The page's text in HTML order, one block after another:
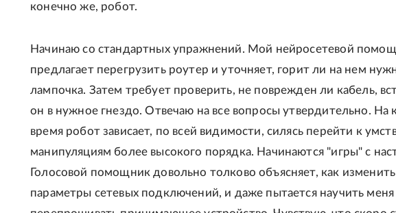
конечно же, робот.
Начинаю со стандартных упражнений. Мой нейросетевой
предлагает перегрузить роутер и уточняет, горит ли на нем
лампочка. Затем требует проверить, не поврежден ли кабель,
он в нужное гнездо. Отвечаю на все вопросы утвердительно. На
время робот зависает, по всей видимости, силясь перейти к
манипуляциям более высокого порядка. Начинаются "игры" с
Голосовой помощник довольно толково объясняет, как изменить
параметры сетевых подключений, и даже пытается научить меня